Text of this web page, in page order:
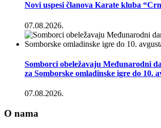
Novi uspesi članova Karate kluba
07.08.2026.
Somborci obeležavaju Međunarodni
za Somborske omladinske igre do 10.
07.08.2026.
O nama